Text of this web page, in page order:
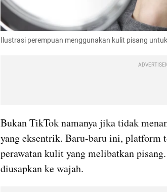
Ilustrasi perempuan menggunakan kulit pisang
Bukan TikTok namanya jika tidak
yang eksentrik. Baru-baru ini, platform
perawatan kulit yang melibatkan
diusapkan ke wajah.